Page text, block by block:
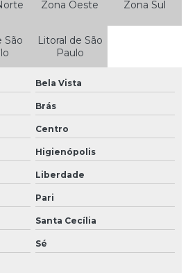
em Switch
gerenciável
intelbras
Zona Oeste Zona Sul
São
Litoral de São
Paulo
Bela Vista
Brás
Centro
Higienópolis
Liberdade
Pari
Santa Cecília
Sé